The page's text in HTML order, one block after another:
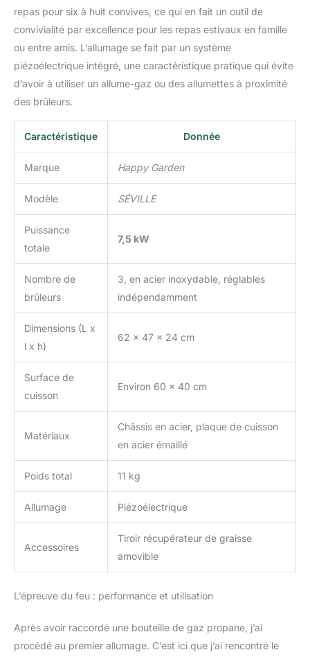
repas pour six à huit convives, ce qui en fait un outil de
convivialité par excellence pour les repas estivaux en famille
ou entre amis. L’allumage se fait par un système
piézoélectrique intégré, une caractéristique pratique qui évite
d’avoir à utiliser un allume-gaz ou des allumettes à proximité
des brûleurs.
Caractéristique Donnée
Marque Happy Garden
Modèle SÉVILLE
Puissance
totale
7,5 kW
Nombre de
brûleurs
3, en acier inoxydable, réglables
indépendamment
Dimensions (L x
l x h)
62 x 47 x 24 cm
Surface de
cuisson
Environ 60 x 40 cm
Matériaux
Châssis en acier, plaque de cuisson
en acier émaillé
Poids total 11 kg
Allumage Piézoélectrique
Accessoires
Tiroir récupérateur de graisse
amovible
L’épreuve du feu : performance et utilisation
Après avoir raccordé une bouteille de gaz propane, j’ai
procédé au premier allumage. C’est ici que j’ai rencontré le